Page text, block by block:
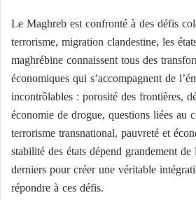
Le Maghreb est confronté à des défis
terrorisme, migration clandestine, les
maghrébine connaissent tous des
économiques qui s’accompagnent de
incontrôlables : porosité des frontières,
économie de drogue, questions liées au
terrorisme transnational, pauvreté et
stabilité des états dépend grandement
derniers pour créer une véritable
répondre à ces défis.